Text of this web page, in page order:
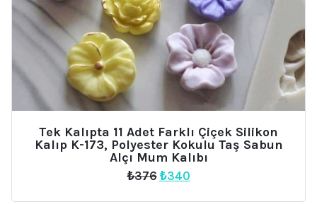
Tek Kalıpta 11 Adet Farklı Çiçek Silikon
Kalıp K-173, Polyester Kokulu Taş Sabun
Alçı Mum Kalıbı
₺376 Orijinal
₺340Şu